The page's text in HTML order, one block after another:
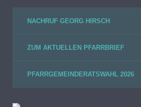
NACHRUF GEORG HIRSCH
ZUM AKTUELLEN PFARRBRIEF
PFARRGEMEINDERATSWAHL 2026